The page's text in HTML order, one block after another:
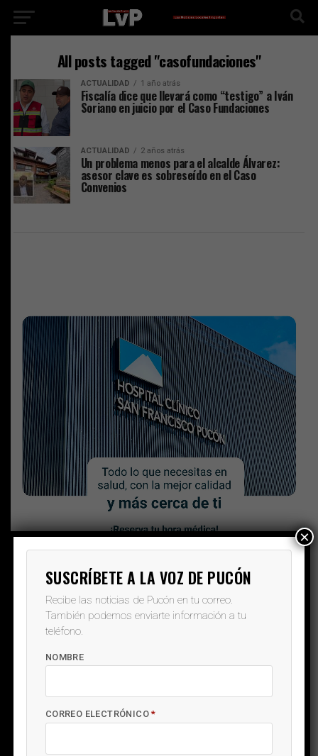
All posts tagged "casofundaciones"
ACTUALIDAD 1 año atrás
Fiscalía dice que llevará como “testigo” a Iván
Soriano en juicio por el Caso Fundaciones
ACTUALIDAD 2 años atrás
Un problema menos para el alcalde Álvarez:
asesor clave es sobreseído en el Caso
Convenios
SUSCRÍBETE A LA VOZ DE PUCÓN
Recibe las noticias de Pucón en tu correo.
También podemos enviarte información a tu
teléfono.
NOMBRE
CORREO ELECTRÓNICO*
×